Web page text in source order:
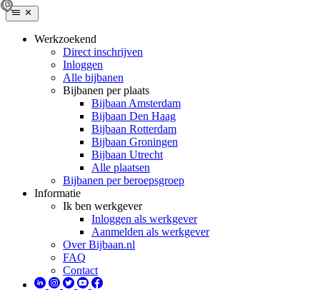
Werkzoekend
Direct inschrijven
Inloggen
Alle bijbanen
Bijbanen per plaats
Bijbaan Amsterdam
Bijbaan Den Haag
Bijbaan Rotterdam
Bijbaan Groningen
Bijbaan Utrecht
Alle plaatsen
Bijbanen per beroepsgroep
Informatie
Ik ben werkgever
Inloggen als werkgever
Aanmelden als werkgever
Over Bijbaan.nl
FAQ
Contact